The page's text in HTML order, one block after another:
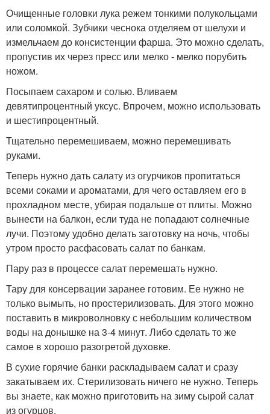
Очищенные головки лука режем тонкими полукольцами
или соломкой. Зубчики чеснока отделяем от шелухи и
измельчаем до консистенции фарша. Это можно сделать,
пропустив их через пресс или мелко - мелко порубить
ножом.
Посыпаем сахаром и солью. Вливаем
девятипроцентный уксус. Впрочем, можно использовать
и шестипроцентный.
Тщательно перемешиваем, можно перемешивать
руками.
Теперь нужно дать салату из огурчиков пропитаться
всеми соками и ароматами, для чего оставляем его в
прохладном месте, убирая подальше от плиты. Можно
вынести на балкон, если туда не попадают солнечные
лучи. Поэтому удобно делать заготовку на ночь, чтобы
утром просто расфасовать салат по банкам.
Пару раз в процессе салат перемешать нужно.
Тару для консервации заранее готовим. Ее нужно не
только вымыть, но простерилизовать. Для этого можно
поставить в микроволновку с небольшим количеством
воды на донышке на 3-4 минут. Либо сделать то же
самое в хорошо разогретой духовке.
В сухие горячие банки раскладываем салат и сразу
закатываем их. Стерилизовать ничего не нужно. Теперь
вы знаете, как можно приготовить на зиму сырой салат
из огурцов.